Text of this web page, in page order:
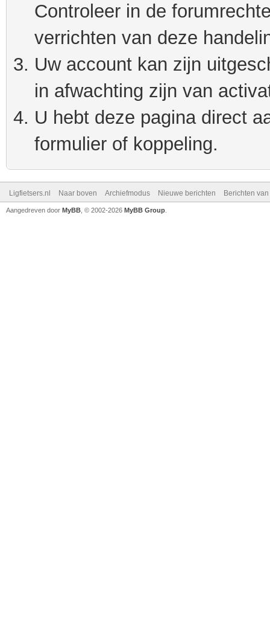
Controleer in de
verrichten van deze
Uw account kan zijn
in afwachting zijn van
U hebt deze pagina direct
formulier of koppeling.
Ligfietsers.nl Naar boven Archiefmodus Nieuwe berichten Berichten
Aangedreven door MyBB , © 2002-2026 MyBB Group